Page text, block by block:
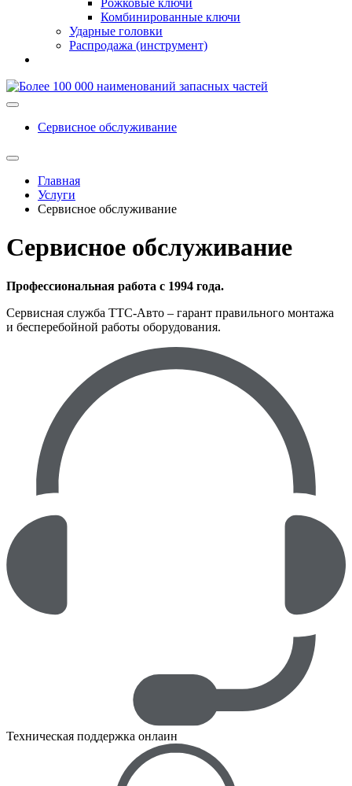
Рожковые ключи
Комбинированные ключи
Ударные головки
Распродажа (инструмент)
Сервисное обслуживание
Главная
Услуги
Сервисное обслуживание
Сервисное обслуживание
Профессиональная работа с 1994 года.
Сервисная служба ТТС-Авто – гарант правильного монтажа
и бесперебойной работы оборудования.
Техническая поддержка онлаин